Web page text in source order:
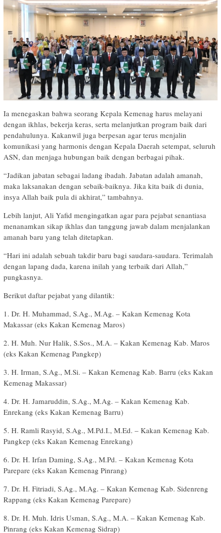
Ia menegaskan bahwa seorang Kepala Kemenag harus melayani
dengan ikhlas, bekerja keras, serta melanjutkan program baik dari
pendahulunya. Kakanwil juga berpesan agar terus menjalin
komunikasi yang harmonis dengan Kepala Daerah setempat, seluruh
ASN, dan menjaga hubungan baik dengan berbagai pihak.
“Jadikan jabatan sebagai ladang ibadah. Jabatan adalah amanah,
maka laksanakan dengan sebaik-baiknya. Jika kita baik di dunia,
insya Allah baik pula di akhirat,” tambahnya.
Lebih lanjut, Ali Yafid mengingatkan agar para pejabat senantiasa
menanamkan sikap ikhlas dan tanggung jawab dalam menjalankan
amanah baru yang telah ditetapkan.
“Hari ini adalah sebuah takdir baru bagi saudara-saudara. Terimalah
dengan lapang dada, karena inilah yang terbaik dari Allah,”
pungkasnya.
Berikut daftar pejabat yang dilantik:
1. Dr. H. Muhammad, S.Ag., M.Ag. – Kakan Kemenag Kota
Makassar (eks Kakan Kemenag Maros)
2. H. Muh. Nur Halik, S.Sos., M.A. – Kakan Kemenag Kab. Maros
(eks Kakan Kemenag Pangkep)
3. H. Irman, S.Ag., M.Si. – Kakan Kemenag Kab. Barru (eks Kakan
Kemenag Makassar)
4. Dr. H. Jamaruddin, S.Ag., M.Ag. – Kakan Kemenag Kab.
Enrekang (eks Kakan Kemenag Barru)
5. H. Ramli Rasyid, S.Ag., M.Pd.I., M.Ed. – Kakan Kemenag Kab.
Pangkep (eks Kakan Kemenag Enrekang)
6. Dr. H. Irfan Daming, S.Ag., M.Pd. – Kakan Kemenag Kota
Parepare (eks Kakan Kemenag Pinrang)
7. Dr. H. Fitriadi, S.Ag., M.Ag. – Kakan Kemenag Kab. Sidenreng
Rappang (eks Kakan Kemenag Parepare)
8. Dr. H. Muh. Idris Usman, S.Ag., M.A. – Kakan Kemenag Kab.
Pinrang (eks Kakan Kemenag Sidrap)